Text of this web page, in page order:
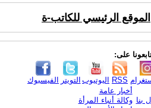
الموقع الرئيسي للكاتب-ة
على:
الفيسبوك التويتر اليوتيوب RSS
بنا
أخبار عامة
وكالة أنباء المرأة